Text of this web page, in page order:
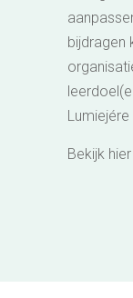
bijdragen
Bekijk